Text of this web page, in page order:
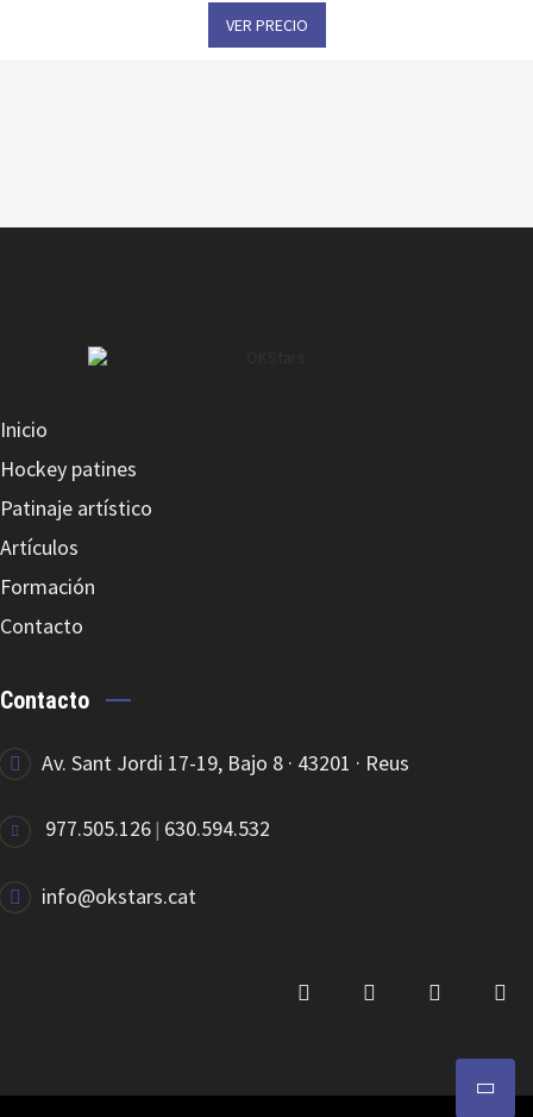
VER PRECIO
Inicio
Hockey patines
Patinaje artístico
Artículos
Formación
Contacto
Contacto
Av. Sant Jordi 17-19, Bajo 8 · 43201 · Reus
977.505.126 | 630.594.532
info@okstars.cat